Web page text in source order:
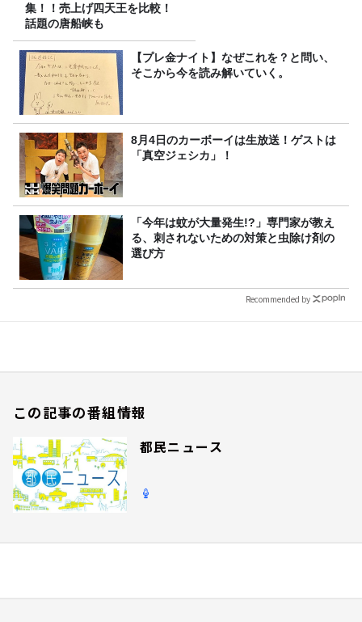
集！！売上げ四天王を比較！
話題の唐船峡も
【プレ金ナイト】なぜこれを？と問い、
そこから今を読み解いていく。
8月4日のカーボーイは生放送！ゲストは
「真空ジェシカ」！
「今年は蚊が大量発生!?」専門家が教え
る、刺されないための対策と虫除け剤の
選び方
Recommended by
この記事の番組情報
都民ニュース